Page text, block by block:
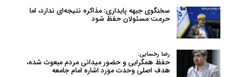
سخنگوی جبهه پایداری: مذاکره نتیجه‌ای ندارد، اما
حرمت مسئولان حفظ شود
رضا رخسایی:
حفظ همگرایی و حضور میدانی مردم مبعوث شده،
هدف اصلی وحدت مورد اشاره امام جامعه